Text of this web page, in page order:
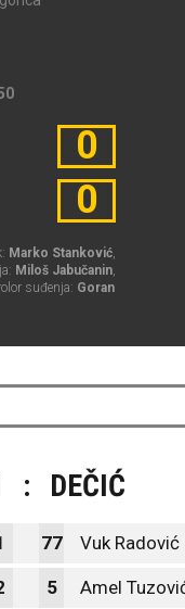
0
0
Marko Stanković,
Miloš Jabučanin,
suđenja: Goran
: DEČIĆ
77 Vuk Radović
5 Amel